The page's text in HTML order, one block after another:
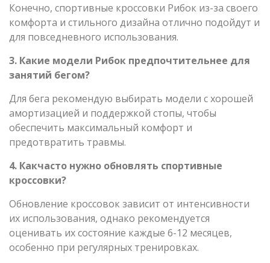
Конечно, спортивные кроссовки Рибок из-за своего
комфорта и стильного дизайна отлично подойдут и
для повседневного использования.
3. Какие модели Рибок предпочтительнее для
занятий бегом?
Для бега рекомендую выбирать модели с хорошей
амортизацией и поддержкой стопы, чтобы
обеспечить максимальный комфорт и
предотвратить травмы.
4. Какчасто нужно обновлять спортивные
кроссовки?
Обновление кроссовок зависит от интенсивности
их использования, однако рекомендуется
оценивать их состояние каждые 6-12 месяцев,
особенно при регулярных тренировках.